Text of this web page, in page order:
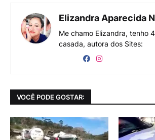
Elizandra Aparecida
Me chamo Elizandra, tenho
casada, autora dos Sites:
VOCÊ PODE GOSTAR: